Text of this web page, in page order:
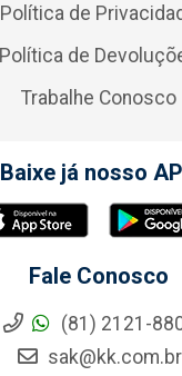
Política de
Política de
Trabalhe Conosco
Baixe já nosso
Fale Conosco
(81) 2121-
sak@kk.com.br